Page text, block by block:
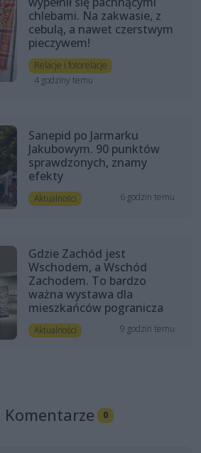
chlebami. Na zakwasie, z
cebulą, a nawet czerstwym
pieczywem!
Relacje i fotorelacje
4 godziny temu
Sanepid po Jarmarku
Jakubowym. 90 punktów
sprawdzonych, znamy
efekty
Aktualności 6 godzin temu
Gdzie Zachód jest
Wschodem, a Wschód
Zachodem. To bardzo
ważna wystawa dla
mieszkańców pogranicza
Aktualności 9 godzin temu
Komentarze 0